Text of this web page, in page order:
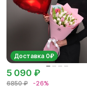
Доставка 0₽
6850 ₽ -26%
5 090 ₽